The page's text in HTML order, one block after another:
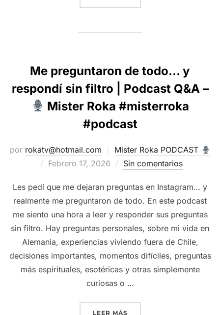
Me preguntaron de todo… y
respondí sin filtro | Podcast Q&A –
Mister Roka #misterroka
#podcast
por rokatv@hotmail.com
Mister Roka PODCAST
Publicado
Febrero 17, 2026 Sin comentarios
Les pedí que me dejaran preguntas en Instagram… y
realmente me preguntaron de todo. En este podcast
me siento una hora a leer y responder sus preguntas
sin filtro. Hay preguntas personales, sobre mi vida en
Alemania, experiencias viviendo fuera de Chile,
decisiones importantes, momentos difíciles, preguntas
más espirituales, esotéricas y otras simplemente
curiosas o …
LEER MÁS“ME PREGUNTARON DE